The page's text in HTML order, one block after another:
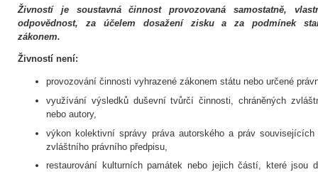
Živností je
soustavná činnost provozovaná samostatně,
odpovědnost, za účelem dosažení zisku a za podmínek
zákonem.
Živností není:
provozování činnosti vyhrazené zákonem státu nebo určené
využívání výsledků duševní tvůrčí činnosti, chráněných
nebo autory,
výkon kolektivní správy práva autorského a práv
zvláštního právního předpisu,
restaurování kulturních památek nebo jejich částí, které jsou